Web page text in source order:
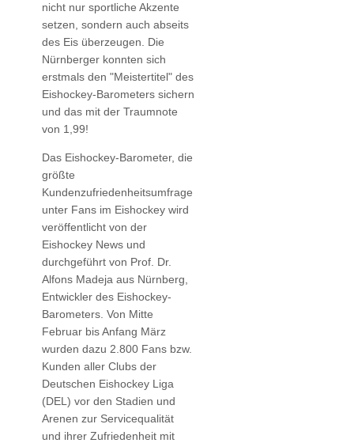
nicht nur sportliche Akzente
setzen, sondern auch abseits
des Eis überzeugen. Die
Nürnberger konnten sich
erstmals den "Meistertitel" des
Eishockey-Barometers sichern
und das mit der Traumnote
von 1,99!
Das Eishockey-Barometer, die
größte
Kundenzufriedenheitsumfrage
unter Fans im Eishockey wird
veröffentlicht von der
Eishockey News und
durchgeführt von Prof. Dr.
Alfons Madeja aus Nürnberg,
Entwickler des Eishockey-
Barometers. Von Mitte
Februar bis Anfang März
wurden dazu 2.800 Fans bzw.
Kunden aller Clubs der
Deutschen Eishockey Liga
(DEL) vor den Stadien und
Arenen zur Servicequalität
und ihrer Zufriedenheit mit